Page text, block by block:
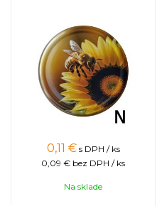
0,11 € s DPH / ks
0,09 € bez DPH / ks
Na sklade